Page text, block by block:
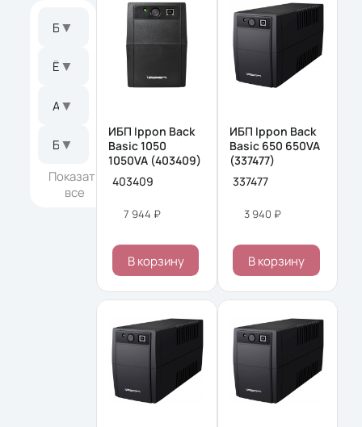
Бренд
▼
Ёмкость батареи
▼
Архитектура
▼
Боковая прокрутка колесом
▼
Показать
все
ИБП Ippon Back
Basic 1050
1050VA (403409)
403409
7 944 ₽
В корзину
ИБП Ippon Back
Basic 650 650VA
(337477)
337477
3 940 ₽
В корзину